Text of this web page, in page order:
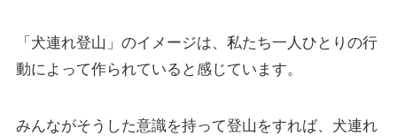
「犬連れ登山」のイメージは、私たち一人ひとりの行
動によって作られていると感じています。
みんながそうした意識を持って登山をすれば、犬連れ